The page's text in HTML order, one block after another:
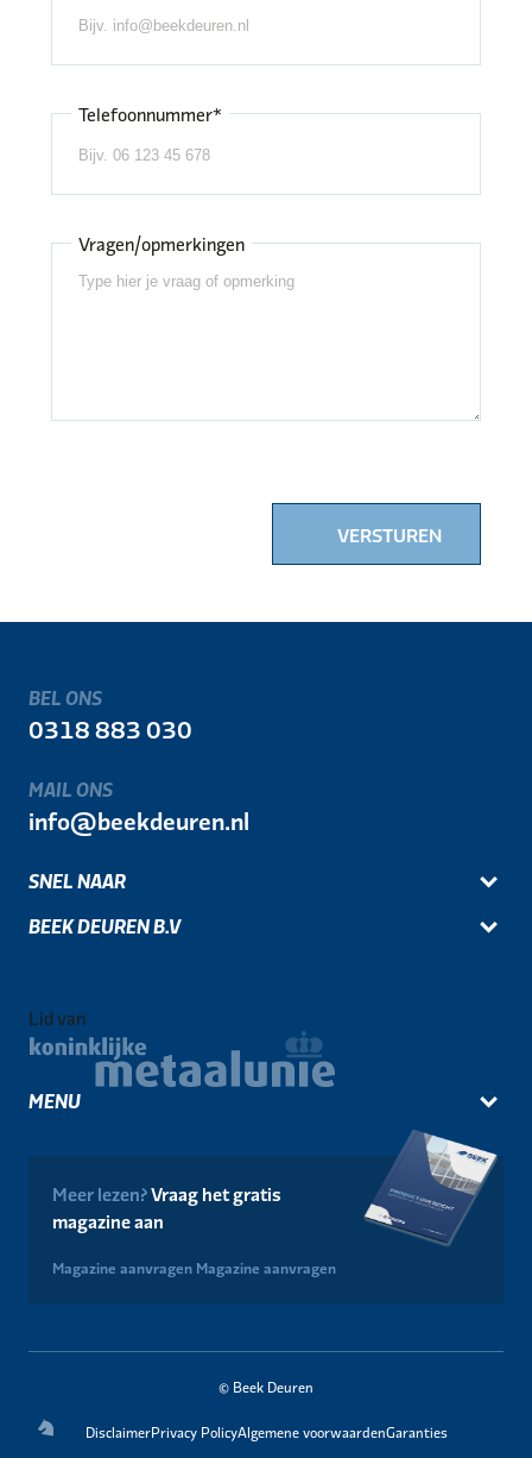
Telefoonnummer*
Vragen/opmerkingen
VERSTUREN
SNEL NAAR
MENU
BEEK DEUREN B.V
Lid van
BEL ONS
0318 883 030
MAIL ONS
info@beekdeuren.nl
Meer lezen?Vraag het gratis
magazine aan
Magazine aanvragen Magazine aanvragen
© Beek Deuren
DisclaimerPrivacy PolicyAlgemene voorwaardenGaranties